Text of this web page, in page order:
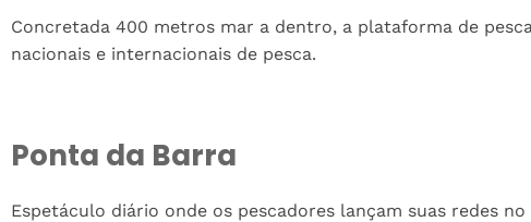
Concretada 400 metros mar a dentro, a plataforma de
nacionais e internacionais de pesca.
Ponta da Barra
Espetáculo diário onde os pescadores lançam suas redes